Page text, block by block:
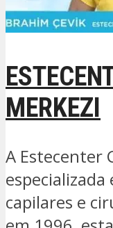
MERKEZI
A Estecenter
capilares e